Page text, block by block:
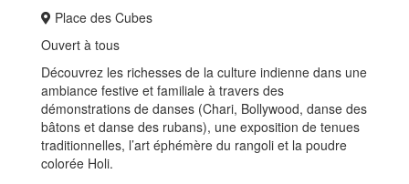
Place des Cubes
Ouvert à tous
Découvrez les richesses de la culture indienne dans une
ambiance festive et familiale à travers des
démonstrations de danses (Chari, Bollywood, danse des
bâtons et danse des rubans), une exposition de tenues
traditionnelles, l’art éphémère du rangoli et la poudre
colorée Holi.